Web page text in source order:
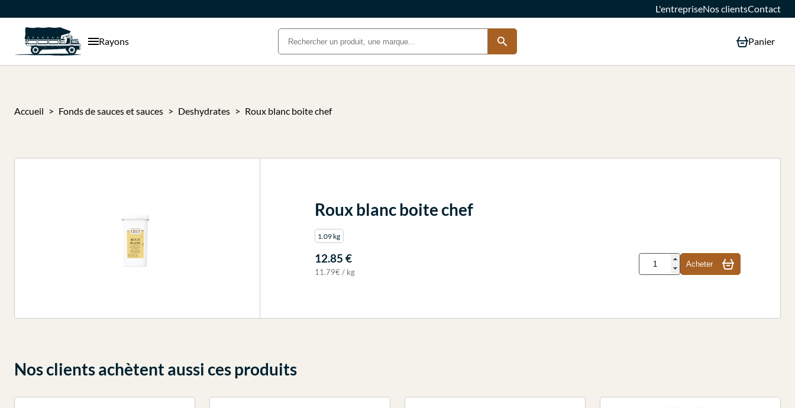
L'entrepriseNos clientsContact
Rayons Panier
Accueil Fonds de sauces et sauces Deshydrates Roux blanc boite chef
Roux blanc boite chef
1.09 kg
12.85 €
11.79€ / kg
Acheter
Nos clients achètent aussi ces produits